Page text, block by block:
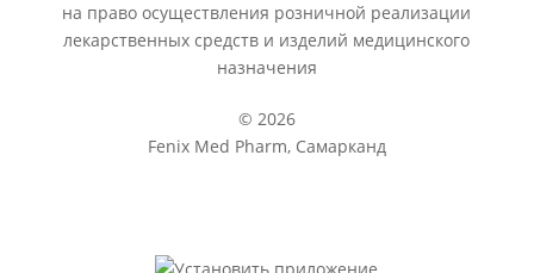
на право осуществления розничной реализации
лекарственных средств и изделий медицинского
назначения
© 2026
Fenix Med Pharm, Самарканд